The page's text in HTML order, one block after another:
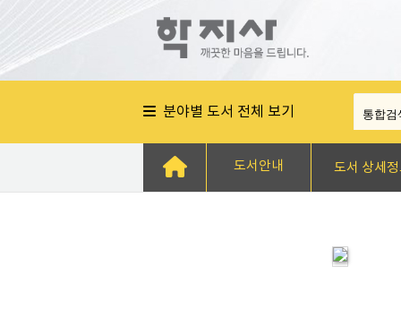
분야별 도서 전체 보기
도서안내 도서 상세